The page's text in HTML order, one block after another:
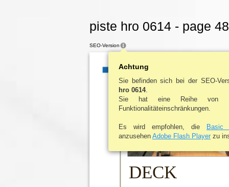
piste hro 0614 - page 48
gastronews
DECK
SEO-Version
Achtung
Sie befinden sich bei der SEO-
hro 0614.
Sie hat eine Reihe von
Funktionalitäteinschränkungen.
Es wird empfohlen, die Basic
anzusehen Adobe Flash Player zu